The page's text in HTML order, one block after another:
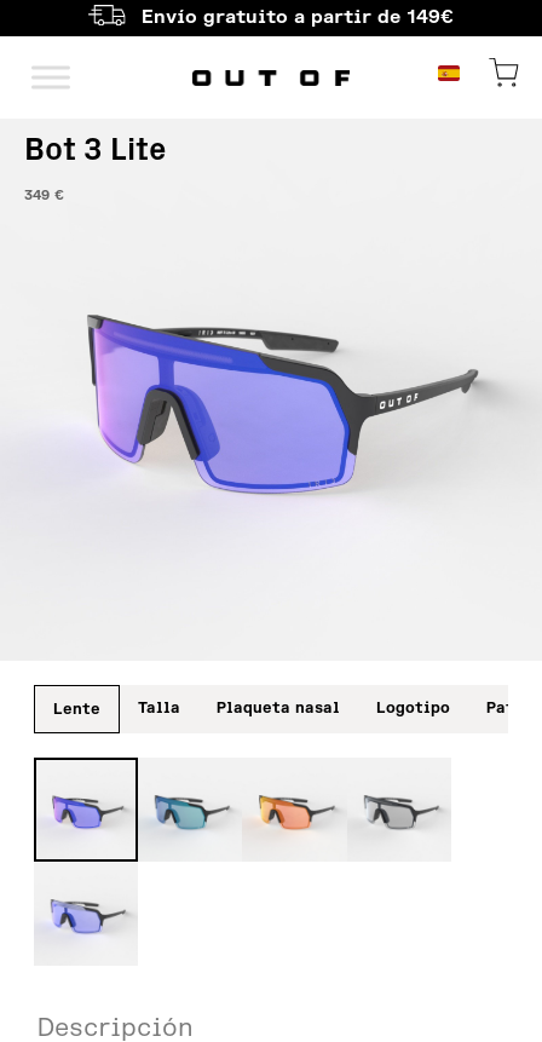
Envío gratuito a partir de 149€
Navegación principal
Bot 3 Lite
349 €
Lente Talla Plaqueta nasal Logotipo
Descripción